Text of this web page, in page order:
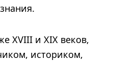
XVIII и XIX веков,
историком,